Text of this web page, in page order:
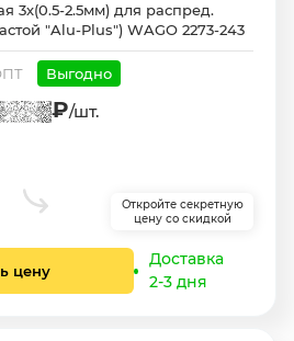
3х(0.5-2.5мм) для распред.
"Alu-Plus") WAGO 2273-243
Выгодно
₽/шт.
Откройте секретную
цену со скидкой
цену
Доставка
2-3 дня